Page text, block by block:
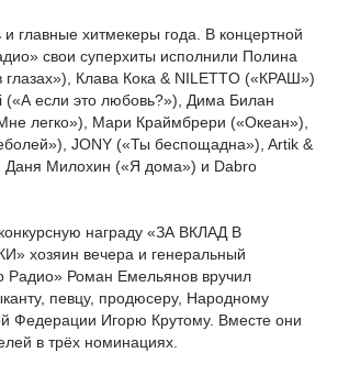
и главные хитмекеры года. В концертной
свои суперхиты исполнили Полина
глазах»), Клава Кока & NILETTO («КРАШ»)
(«А если это любовь?»), Дима Билан
легко»), Мари Краймбрери («Океан»),
JONY («Ты беспощадна»), Artik &
Даня Милохин («Я дома») и Dabro
награду «ЗА ВКЛАД В
хозяин вечера и генеральный
Радио» Роман Емельянов вручил
певцу, продюсеру, Народному
Федерации Игорю Крутому. Вместе они
в трёх номинациях.